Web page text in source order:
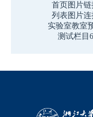
首页图片链
列表图片连
实验室教室
测试栏目6